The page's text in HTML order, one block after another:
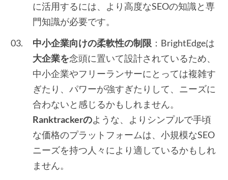
に活用するには、より高度なSEOの知識と専
門知識が必要です。
中小企業向けの柔軟性の制限 ：BrightEdgeは
大企業を念頭に置いて設計されているため、
中小企業やフリーランサーにとっては複雑す
ぎたり、パワーが強すぎたりして、ニーズに
合わないと感じるかもしれません。
Ranktrackerのような、よりシンプルで手頃
な価格のプラットフォームは、小規模なSEO
ニーズを持つ人々により適しているかもしれ
ません。